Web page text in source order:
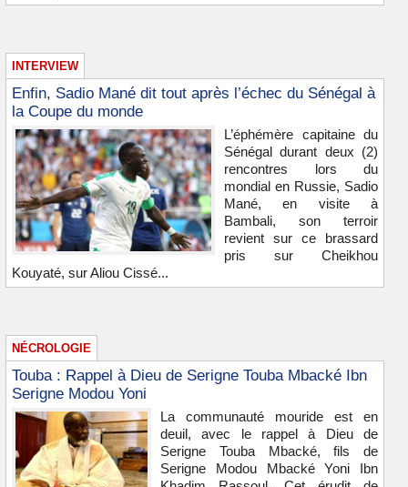
INTERVIEW
Enfin, Sadio Mané dit tout après l’échec du Sénégal à
la Coupe du monde
L’éphémère capitaine du
Sénégal durant deux (2)
rencontres lors du
mondial en Russie, Sadio
Mané, en visite à
Bambali, son terroir
revient sur ce brassard
pris sur Cheikhou
Kouyaté, sur Aliou Cissé...
NÉCROLOGIE
Touba : Rappel à Dieu de Serigne Touba Mbacké Ibn
Serigne Modou Yoni
La communauté mouride est en
deuil, avec le rappel à Dieu de
Serigne Touba Mbacké, fils de
Serigne Modou Mbacké Yoni Ibn